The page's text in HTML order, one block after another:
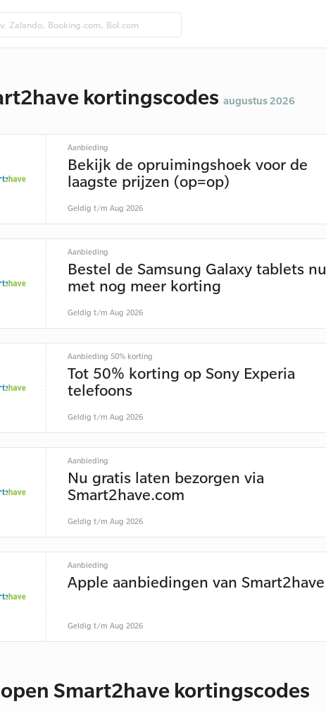
kortingscodes augustus 2026
Aanbieding
Bekijk de opruimingshoek voor de
laagste prijzen (op=op)
Geldig t/m Aug 2026
Aanbieding
Bestel de Samsung Galaxy tablets nu
met nog meer korting
Geldig t/m Aug 2026
Aanbieding 50% korting
Tot 50% korting op Sony Experia
telefoons
Geldig t/m Aug 2026
Aanbieding
Nu gratis laten bezorgen via
Smart2have.com
Geldig t/m Aug 2026
Aanbieding
Apple aanbiedingen van Smart2have
Geldig t/m Aug 2026
Smart2have kortingscodes